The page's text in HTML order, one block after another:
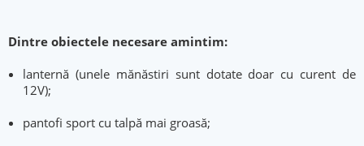
Dintre obiectele necesare amintim:
lanternă (unele mănăstiri sunt dotate doar cu curent de
12V);
pantofi sport cu talpă mai groasă;